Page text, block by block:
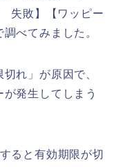
失敗】【ワッピー
べてみました。
れ」が原因で、
発生してしまう
ると有効期限が切